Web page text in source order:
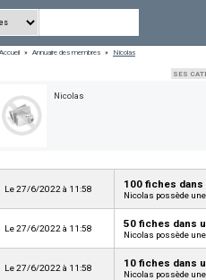
Accueil » Annuaire des membres » Nicolas
SES
Nicolas
Le 27/6/2022 à 11:58 100 fiches
Nicolas possède
Le 27/6/2022 à 11:58 50 fiches dans
Nicolas possède
Le 27/6/2022 à 11:58 10 fiches dans
Nicolas possède